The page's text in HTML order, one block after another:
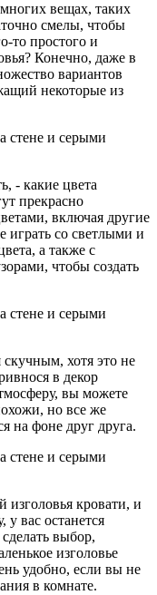
вещах, таких
смелы, чтобы
то простого и
Конечно, даже в
вариантов
некоторые из
- какие цвета
прекрасно
включая другие
играть со светлыми и
а также с
чтобы создать
хотя это не
в декор
вы можете
но все же
на фоне друг друга.
изголовья кровати, и
у вас останется
выбор,
изголовье
удобно, если вы не
в комнате.